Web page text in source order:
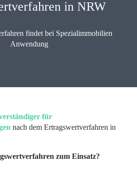
in NRW
findet bei Spezialimmobilien
Anwendung
für
nach dem Ertragswertverfahren in
zum Einsatz?